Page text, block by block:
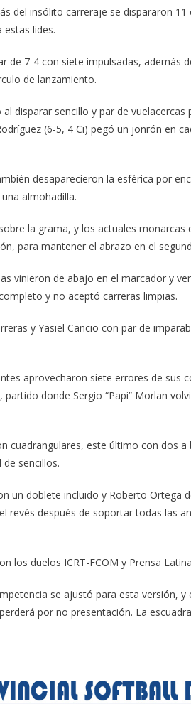
del insólito carreraje se dispararon
lides.
de 7-4 con siete impulsadas, además
de lanzamiento.
disparar sencillo y par de
(6-5, 4 Ci) pegó un jonrón en
desaparecieron la esférica por
almohadilla.
la grama, y los actuales monarcas
para mantener el abrazo en el
vinieron de abajo en el marcador y
y no aceptó carreras limpias.
y Yasiel Cancio con par de
aprovecharon siete errores de sus
donde Sergio “Papi” Morlan
cuadrangulares, este último con dos
sencillos.
un doblete incluido y Roberto Ortega
revés después de soportar todas las
los duelos ICRT-FCOM y Prensa
se ajustó para esta versión,
por no presentación. La